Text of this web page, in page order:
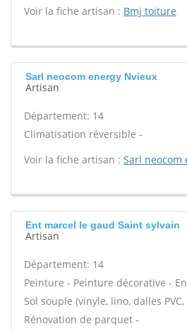
Voir la fiche artisan : Bmj toiture
Sarl neocom energy Nvieux
Artisan
Département: 14
Climatisation réversible -
Voir la fiche artisan : Sarl neocom
Ent marcel le gaud Saint sylvain
Artisan
Département: 14
Peinture - Peinture décorative -
Sol souple (vinyle, lino, dalles
Rénovation de parquet -